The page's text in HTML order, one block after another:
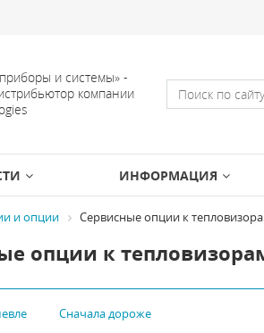
и системы» -
компании
ИНФОРМАЦИЯ
и опции Сервисные опции к
опции к
Сначала дороже